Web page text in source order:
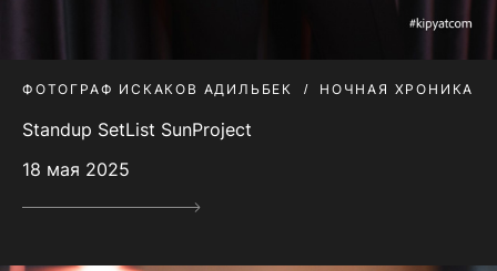
ФОТОГРАФ ИСКАКОВ АДИЛЬБЕК НОЧНАЯ ХРОНИКА
Standup SetList SunProject
18 мая 2025